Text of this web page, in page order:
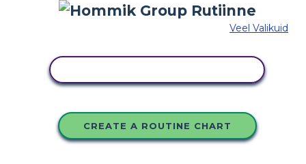
Veel Valikuid
CREATE A ROUTINE CHART